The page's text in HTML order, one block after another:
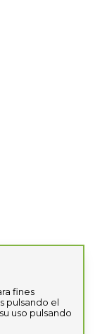
fines
pulsando el
uso pulsando